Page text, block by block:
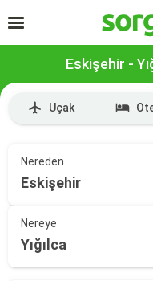
Eskişehir -
Uçak
Nereden
Eskişehir
Nereye
Yığılca